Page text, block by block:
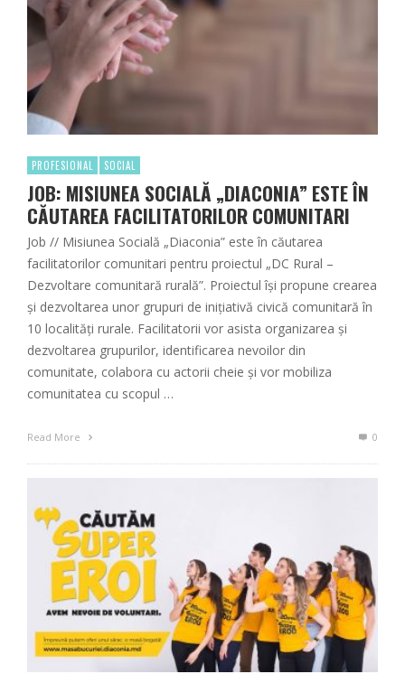
PROFESIONAL SOCIAL
JOB: MISIUNEA SOCIALĂ „DIACONIA” ESTE ÎN
CĂUTAREA FACILITATORILOR COMUNITARI
Job // Misiunea Socială „Diaconia” este în căutarea
facilitatorilor comunitari pentru proiectul „DC Rural –
Dezvoltare comunitară rurală”. Proiectul își propune crearea
și dezvoltarea unor grupuri de inițiativă civică comunitară în
10 localități rurale. Facilitatorii vor asista organizarea și
dezvoltarea grupurilor, identificarea nevoilor din
comunitate, colabora cu actorii cheie și vor mobiliza
comunitatea cu scopul …
Read More 0